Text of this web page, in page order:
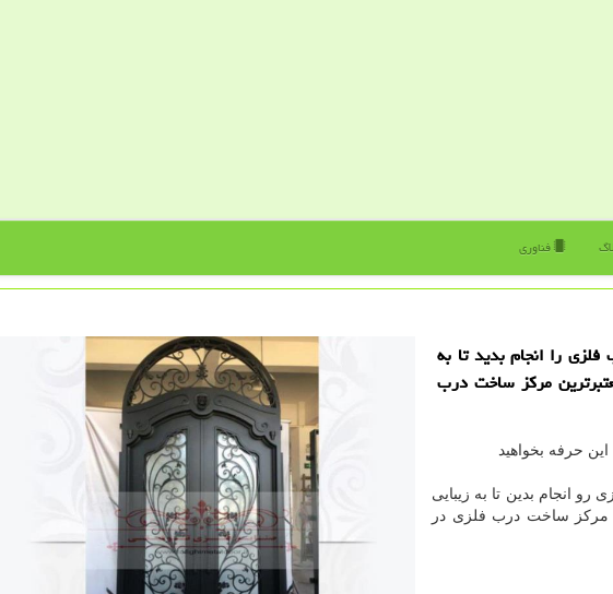
فناوری
را انجام بدید تا به
مركز ساخت درب
حرفه بخواهید
انجام بدین تا به زیبایی
مرکز ساخت درب فلزی در